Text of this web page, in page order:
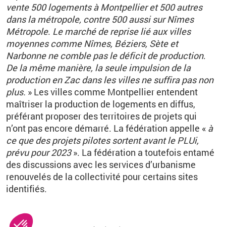
vente 500 logements à Montpellier et 500 autres
dans la métropole, contre 500 aussi sur Nîmes
Métropole. Le marché de reprise lié aux villes
moyennes comme Nîmes, Béziers, Sète et
Narbonne ne comble pas le déficit de production.
De la même manière, la seule impulsion de la
production en Zac dans les villes ne suffira pas non
plus. » Les villes comme Montpellier entendent
maîtriser la production de logements en diffus,
préférant proposer des territoires de projets qui
n’ont pas encore démarré. La fédération appelle « à
ce que des projets pilotes sortent avant le PLUi,
prévu pour 2023 ». La fédération a toutefois entamé
des discussions avec les services d’urbanisme
renouvelés de la collectivité pour certains sites
identifiés.